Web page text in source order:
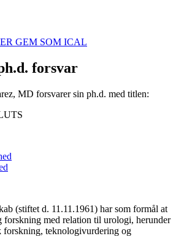
GEM SOM ICAL
forsvar
MD forsvarer sin ph.d. med titlen:
(stiftet d. 11.11.1961) har som formål at
forskning med relation til urologi, herunder
forskning, teknologivurdering og